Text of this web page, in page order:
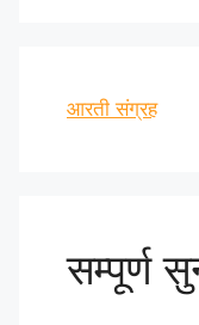
आरती संग्रह
सम्पूर्ण